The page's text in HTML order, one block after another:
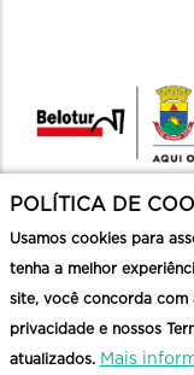
POLÍTICA DE
Usamos cookies para
tenha a melhor
site, você concorda com
privacidade e nossos
atualizados. Mais